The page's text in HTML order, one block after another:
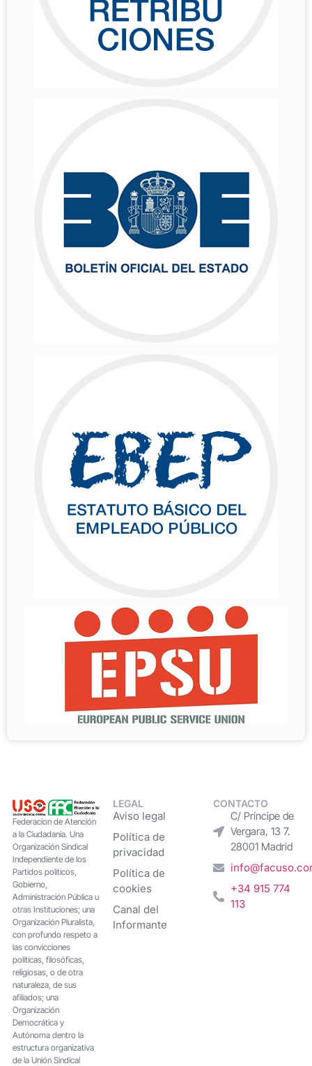
Federacion de Atención
a la Ciudadanía. Una
Organización Sindical
Independiente de los
Partidos políticos,
Gobierno,
Administración Pública u
otras Instituciones; una
Organización Pluralista,
con profundo respeto a
las convicciones
políticas, filosóficas,
religiosas, o de otra
naturaleza, de sus
afiliados; una
Organización
Democrática y
Autónoma dentro la
estructura organizativa
de la Unión Sindical
LEGAL
Aviso legal
Política de
privacidad
Política de
cookies
Canal del
Informante
CONTACTO
C/ Príncipe de
Vergara, 13 7.
28001 Madrid
+34 915 774
113